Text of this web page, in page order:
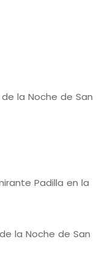
la Noche de San
Padilla en la
la Noche de San